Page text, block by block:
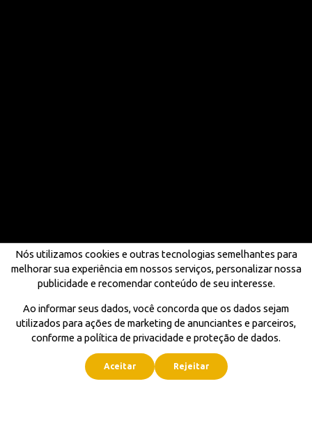
Nós utilizamos cookies e outras tecnologias semelhantes para
melhorar sua experiência em nossos serviços, personalizar nossa
publicidade e recomendar conteúdo de seu interesse.
Ao informar seus dados, você concorda que os dados sejam
utilizados para ações de marketing de anunciantes e parceiros,
conforme a política de privacidade e proteção de dados.
Aceitar Rejeitar